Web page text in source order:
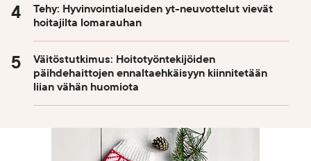
Tehy: Hyvinvointialueiden yt-neuvottelut vievät
hoitajilta lomarauhan
Väitöstutkimus: Hoitotyöntekijöiden
päihdehaittojen ennaltaehkäisyyn kiinnitetään
liian vähän huomiota